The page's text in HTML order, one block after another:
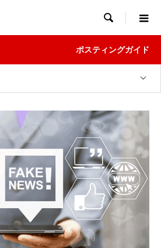

ポスティングガイド